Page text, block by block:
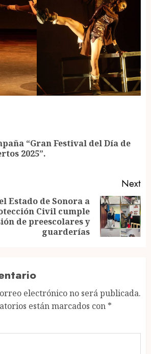
“Gran Festival del Día de
2025”.
Next
Estado de Sonora a
Civil cumple
de preescolares y
guarderías
electrónico no será publicada.
están marcados con *